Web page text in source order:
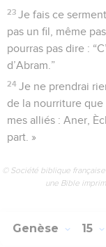
23 Je fais ce
pas un fil, même
pourras pas dire :
d’Abram.”
24 Je ne prendrai
de la nourriture
mes alliés : Aner,
part. »
© Société biblique
une Bible
Genèse 15